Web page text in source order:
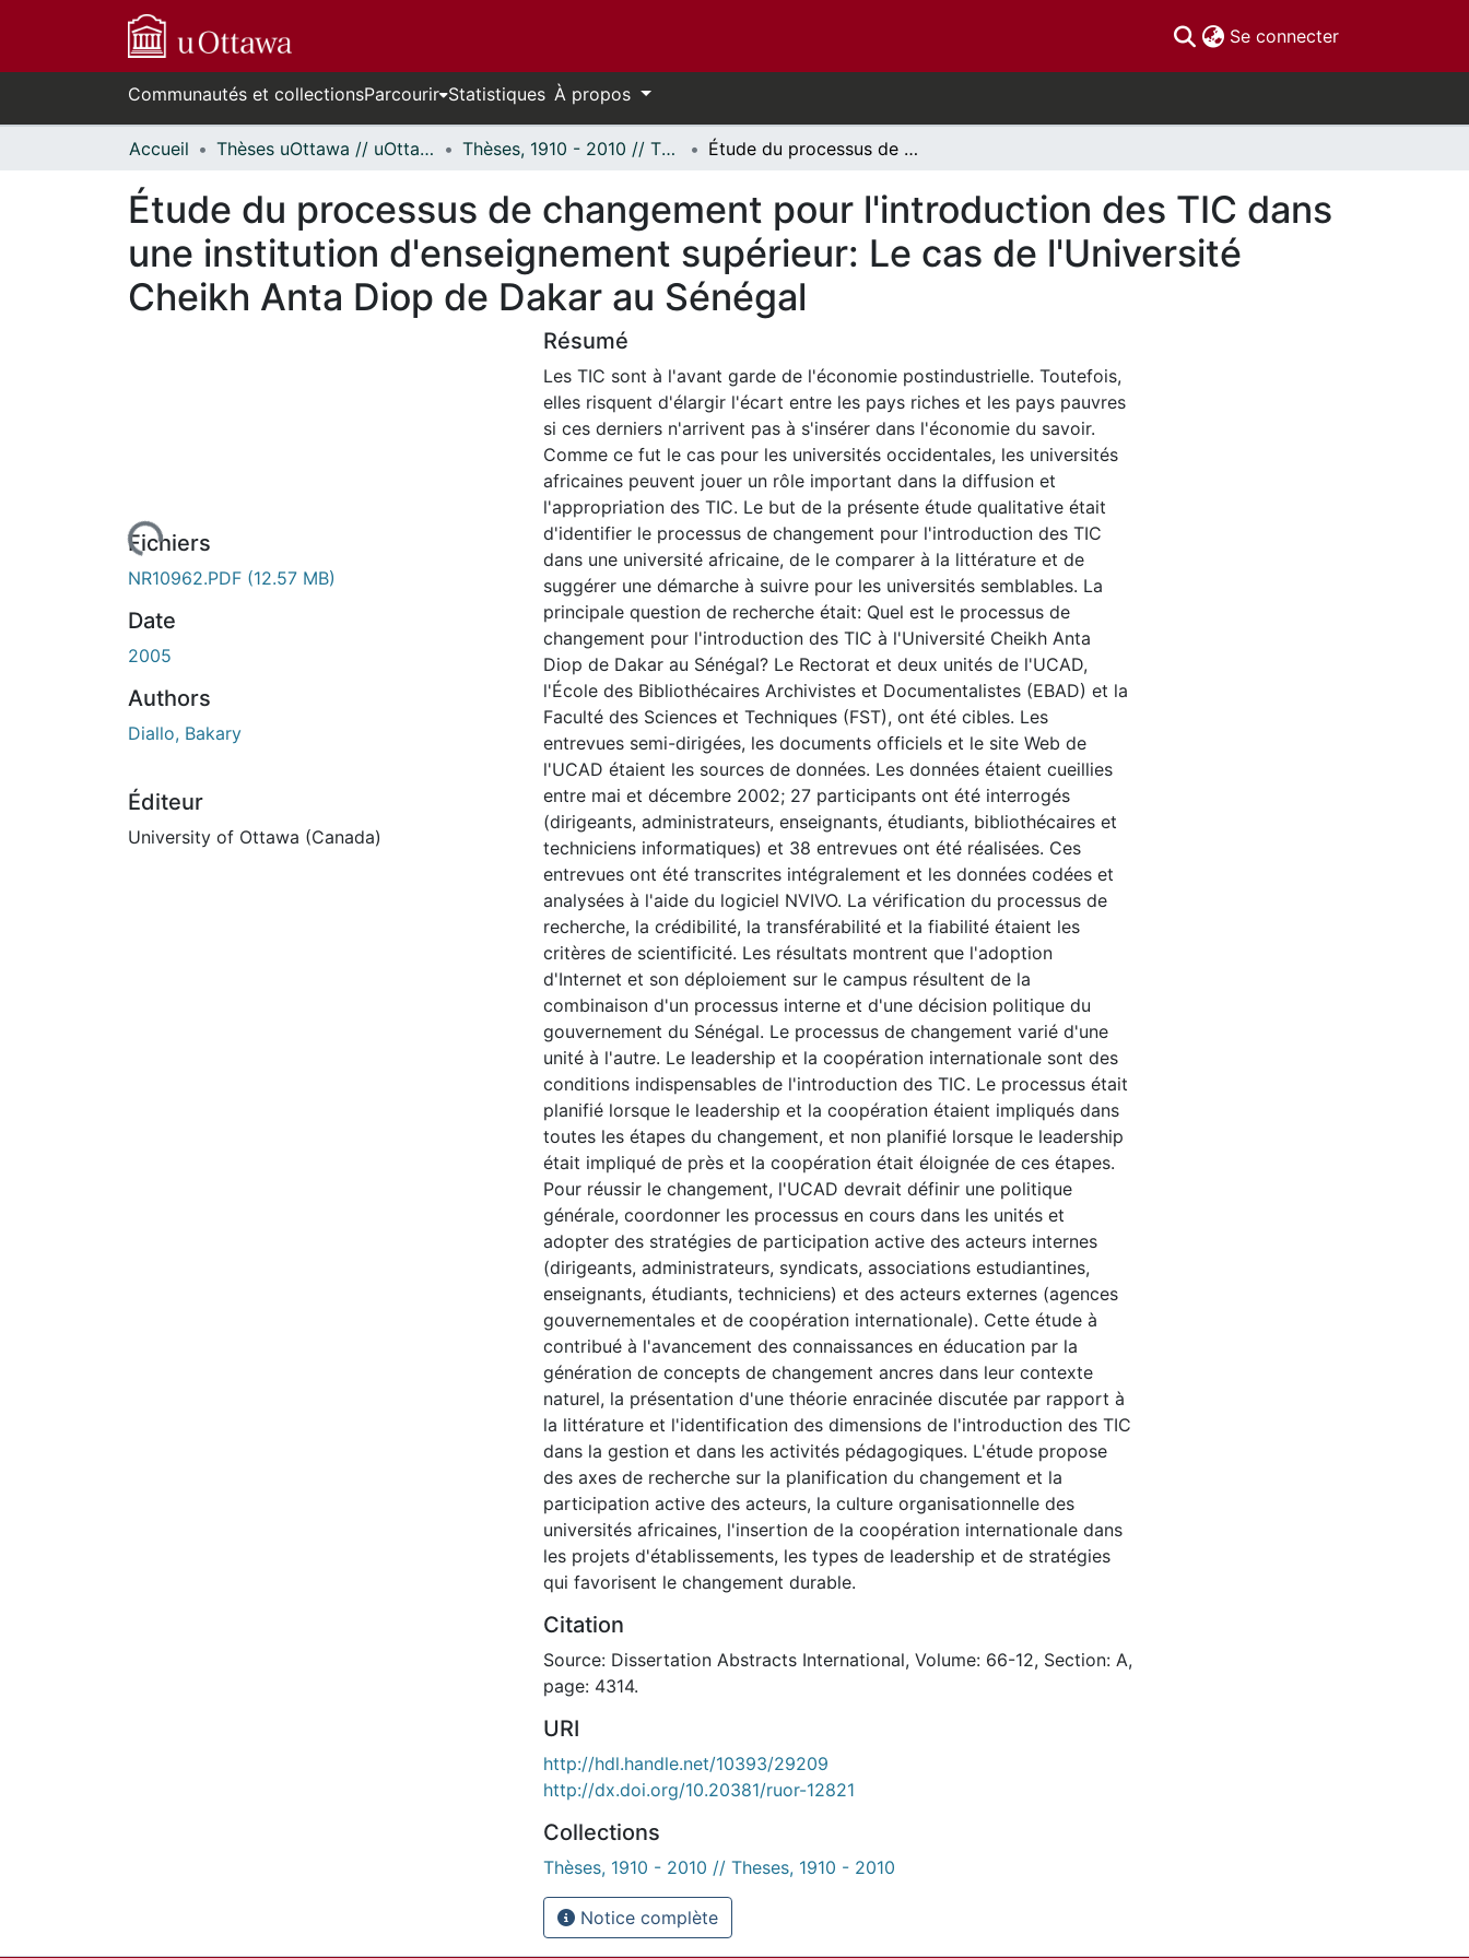
Se connecter(current)
Communautés et collectionsParcourir Statistiques À propos
Accueil Thèses uOttawa // uOttawa Theses Thèses, 1910 - 2010 // Theses, 1910 - 2010 Étude du processus de changement pour l'introduction des TIC dans une institution d'enseignement supérieur: Le cas de l'Université Cheikh Anta Diop de Dakar au Sénégal
Étude du processus de changement pour l'introduction des TIC dans
une institution d'enseignement supérieur: Le cas de l'Université
Cheikh Anta Diop de Dakar au Sénégal
Fichiers
NR10962.PDF (12.57 MB)
Date
2005
Authors
Diallo, Bakary
Éditeur
University of Ottawa (Canada)
Résumé
Les TIC sont à l'avant garde de l'économie postindustrielle. Toutefois,
elles risquent d'élargir l'écart entre les pays riches et les pays pauvres
si ces derniers n'arrivent pas à s'insérer dans l'économie du savoir.
Comme ce fut le cas pour les universités occidentales, les universités
africaines peuvent jouer un rôle important dans la diffusion et
l'appropriation des TIC. Le but de la présente étude qualitative était
d'identifier le processus de changement pour l'introduction des TIC
dans une université africaine, de le comparer à la littérature et de
suggérer une démarche à suivre pour les universités semblables. La
principale question de recherche était: Quel est le processus de
changement pour l'introduction des TIC à l'Université Cheikh Anta
Diop de Dakar au Sénégal? Le Rectorat et deux unités de l'UCAD,
l'École des Bibliothécaires Archivistes et Documentalistes (EBAD) et la
Faculté des Sciences et Techniques (FST), ont été cibles. Les
entrevues semi-dirigées, les documents officiels et le site Web de
l'UCAD étaient les sources de données. Les données étaient cueillies
entre mai et décembre 2002; 27 participants ont été interrogés
(dirigeants, administrateurs, enseignants, étudiants, bibliothécaires et
techniciens informatiques) et 38 entrevues ont été réalisées. Ces
entrevues ont été transcrites intégralement et les données codées et
analysées à l'aide du logiciel NVIVO. La vérification du processus de
recherche, la crédibilité, la transférabilité et la fiabilité étaient les
critères de scientificité. Les résultats montrent que l'adoption
d'Internet et son déploiement sur le campus résultent de la
combinaison d'un processus interne et d'une décision politique du
gouvernement du Sénégal. Le processus de changement varié d'une
unité à l'autre. Le leadership et la coopération internationale sont des
conditions indispensables de l'introduction des TIC. Le processus était
planifié lorsque le leadership et la coopération étaient impliqués dans
toutes les étapes du changement, et non planifié lorsque le leadership
était impliqué de près et la coopération était éloignée de ces étapes.
Pour réussir le changement, l'UCAD devrait définir une politique
générale, coordonner les processus en cours dans les unités et
adopter des stratégies de participation active des acteurs internes
(dirigeants, administrateurs, syndicats, associations estudiantines,
enseignants, étudiants, techniciens) et des acteurs externes (agences
gouvernementales et de coopération internationale). Cette étude à
contribué à l'avancement des connaissances en éducation par la
génération de concepts de changement ancres dans leur contexte
naturel, la présentation d'une théorie enracinée discutée par rapport à
la littérature et l'identification des dimensions de l'introduction des TIC
dans la gestion et dans les activités pédagogiques. L'étude propose
des axes de recherche sur la planification du changement et la
participation active des acteurs, la culture organisationnelle des
universités africaines, l'insertion de la coopération internationale dans
les projets d'établissements, les types de leadership et de stratégies
qui favorisent le changement durable.
Citation
Source: Dissertation Abstracts International, Volume: 66-12, Section: A,
page: 4314.
URI
http://hdl.handle.net/10393/29209
http://dx.doi.org/10.20381/ruor-12821
Collections
Thèses, 1910 - 2010 // Theses, 1910 - 2010
Notice complète